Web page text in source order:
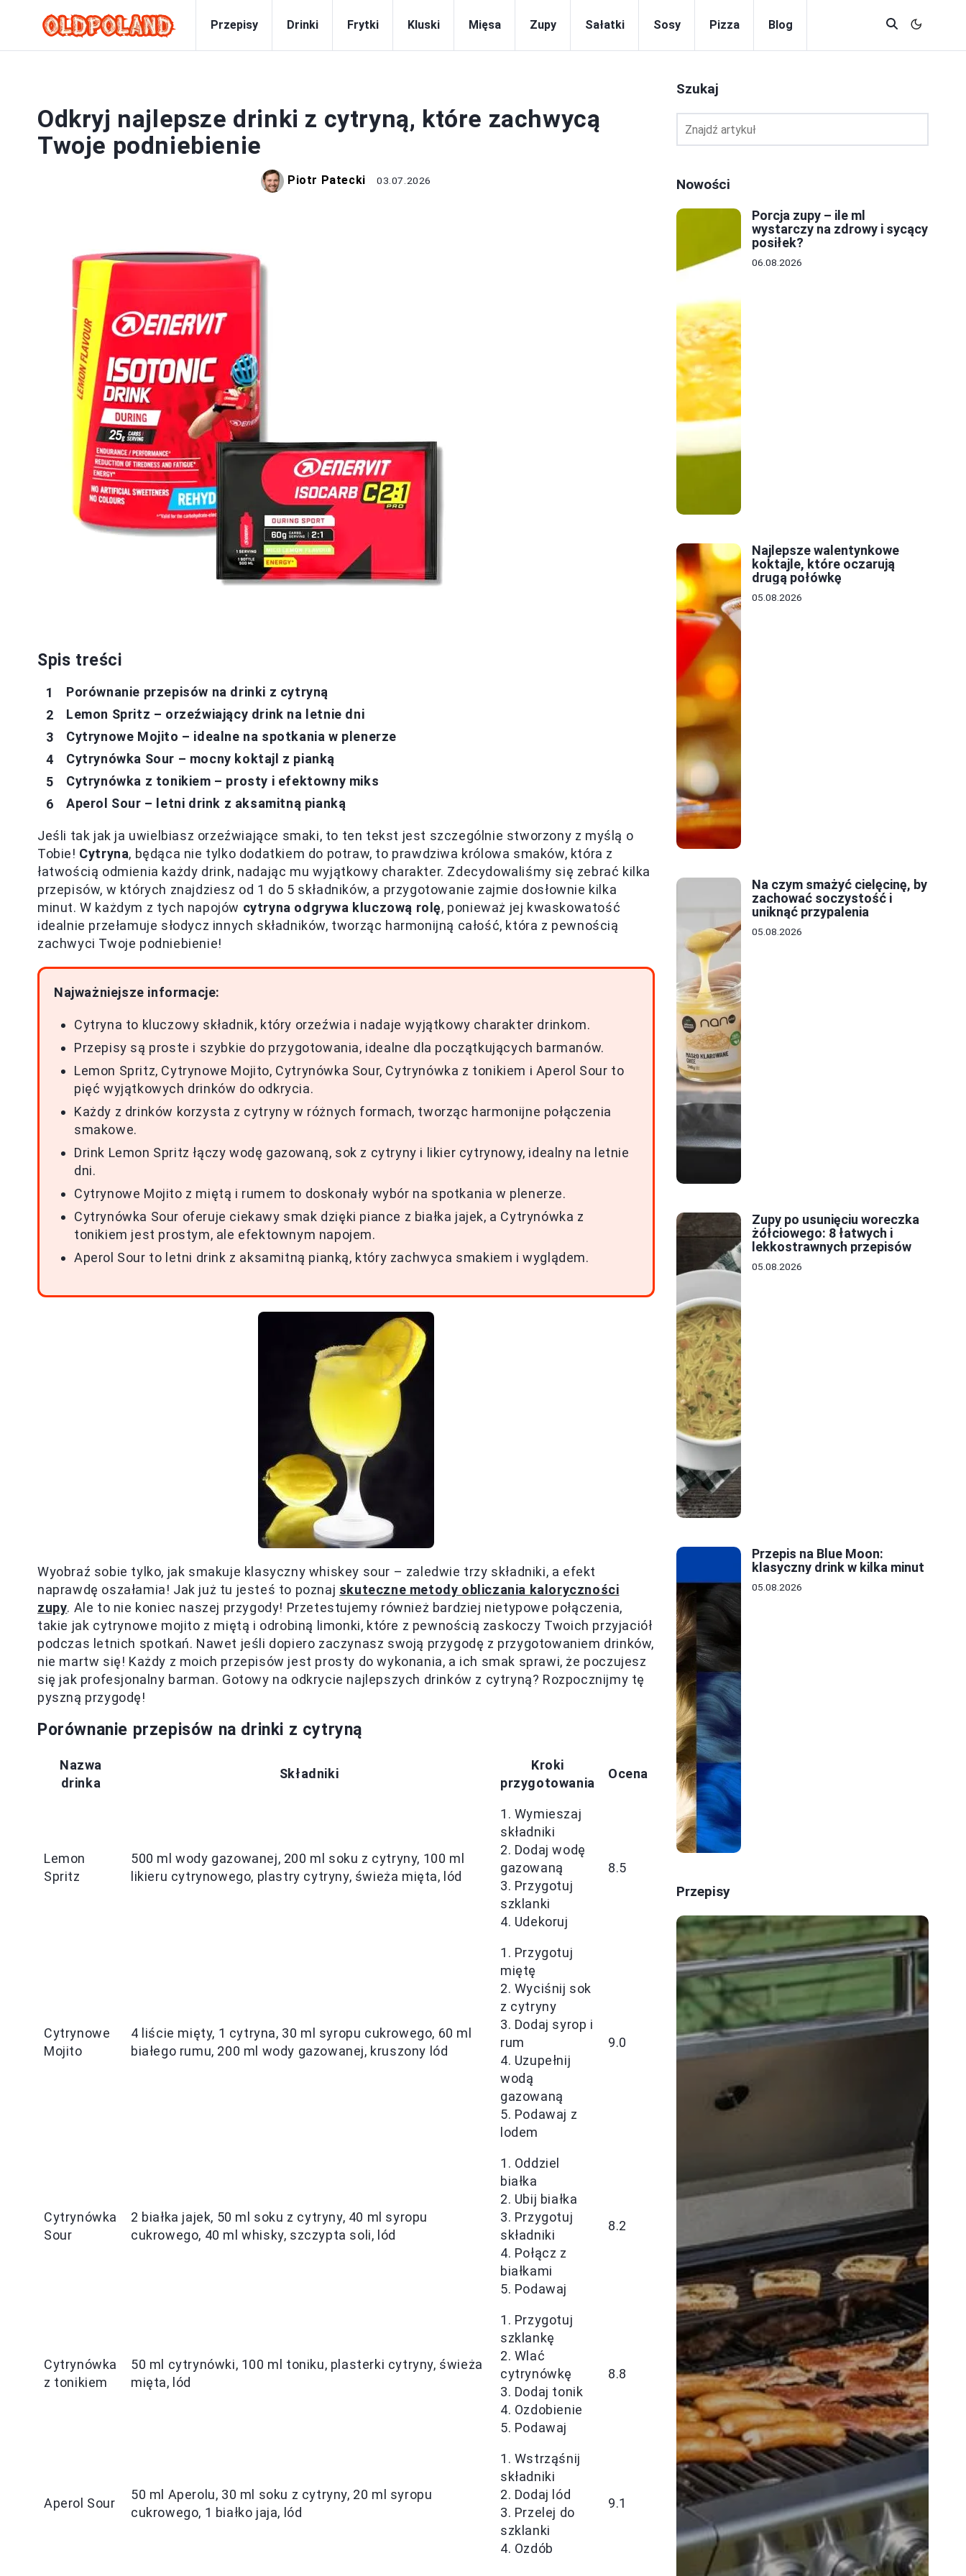
Przepisy Drinki Frytki Kluski Mięsa Zupy Sałatki Sosy Pizza Blog
Odkryj najlepsze drinki z cytryną, które zachwycą
Twoje podniebienie
Piotr Patecki 03.07.2026
Spis treści
Porównanie przepisów na drinki z cytryną
Lemon Spritz – orzeźwiający drink na letnie dni
Cytrynowe Mojito – idealne na spotkania w plenerze
Cytrynówka Sour – mocny koktajl z pianką
Cytrynówka z tonikiem – prosty i efektowny miks
Aperol Sour – letni drink z aksamitną pianką
Jeśli tak jak ja uwielbiasz orzeźwiające smaki, to ten tekst jest szczególnie stworzony z myślą o
Tobie! Cytryna, będąca nie tylko dodatkiem do potraw, to prawdziwa królowa smaków, która z
łatwością odmienia każdy drink, nadając mu wyjątkowy charakter. Zdecydowaliśmy się zebrać kilka
przepisów, w których znajdziesz od 1 do 5 składników, a przygotowanie zajmie dosłownie kilka
minut. W każdym z tych napojów cytryna odgrywa kluczową rolę, ponieważ jej kwaskowatość
idealnie przełamuje słodycz innych składników, tworząc harmonijną całość, która z pewnością
zachwyci Twoje podniebienie!
Najważniejsze informacje:
Cytryna to kluczowy składnik, który orzeźwia i nadaje wyjątkowy charakter drinkom.
Przepisy są proste i szybkie do przygotowania, idealne dla początkujących barmanów.
Lemon Spritz, Cytrynowe Mojito, Cytrynówka Sour, Cytrynówka z tonikiem i Aperol Sour to
pięć wyjątkowych drinków do odkrycia.
Każdy z drinków korzysta z cytryny w różnych formach, tworząc harmonijne połączenia
smakowe.
Drink Lemon Spritz łączy wodę gazowaną, sok z cytryny i likier cytrynowy, idealny na letnie
dni.
Cytrynowe Mojito z miętą i rumem to doskonały wybór na spotkania w plenerze.
Cytrynówka Sour oferuje ciekawy smak dzięki piance z białka jajek, a Cytrynówka z
tonikiem jest prostym, ale efektownym napojem.
Aperol Sour to letni drink z aksamitną pianką, który zachwyca smakiem i wyglądem.
Wyobraź sobie tylko, jak smakuje klasyczny whiskey sour – zaledwie trzy składniki, a efekt
naprawdę oszałamia! Jak już tu jesteś to poznaj skuteczne metody obliczania kaloryczności
zupy. Ale to nie koniec naszej przygody! Przetestujemy również bardziej nietypowe połączenia,
takie jak cytrynowe mojito z miętą i odrobiną limonki, które z pewnością zaskoczy Twoich przyjaciół
podczas letnich spotkań. Nawet jeśli dopiero zaczynasz swoją przygodę z przygotowaniem drinków,
nie martw się! Każdy z moich przepisów jest prosty do wykonania, a ich smak sprawi, że poczujesz
się jak profesjonalny barman. Gotowy na odkrycie najlepszych drinków z cytryną? Rozpocznijmy tę
pyszną przygodę!
Porównanie przepisów na drinki z cytryną
Nazwa
drinka
Składniki
Kroki
przygotowania
Ocena
Lemon
Spritz
500 ml wody gazowanej, 200 ml soku z cytryny, 100 ml
likieru cytrynowego, plastry cytryny, świeża mięta, lód
1. Wymieszaj
składniki
2. Dodaj wodę
gazowaną
3. Przygotuj
szklanki
4. Udekoruj
8.5
Cytrynowe
Mojito
4 liście mięty, 1 cytryna, 30 ml syropu cukrowego, 60 ml
białego rumu, 200 ml wody gazowanej, kruszony lód
1. Przygotuj
miętę
2. Wyciśnij sok
z cytryny
3. Dodaj syrop i
rum
4. Uzupełnij
wodą
gazowaną
5. Podawaj z
lodem
9.0
Cytrynówka
Sour
2 białka jajek, 50 ml soku z cytryny, 40 ml syropu
cukrowego, 40 ml whisky, szczypta soli, lód
1. Oddziel
białka
2. Ubij białka
3. Przygotuj
składniki
4. Połącz z
białkami
5. Podawaj
8.2
Cytrynówka
z tonikiem
50 ml cytrynówki, 100 ml toniku, plasterki cytryny, świeża
mięta, lód
1. Przygotuj
szklankę
2. Wlać
cytrynówkę
3. Dodaj tonik
4. Ozdobienie
5. Podawaj
8.8
Aperol Sour
50 ml Aperolu, 30 ml soku z cytryny, 20 ml syropu
cukrowego, 1 białko jaja, lód
1. Wstrząśnij
składniki
2. Dodaj lód
3. Przelej do
szklanki
4. Ozdób
9.1
Szukaj
Nowości
Porcja zupy – ile ml
wystarczy na zdrowy i sycący
posiłek?
06.08.2026
Najlepsze walentynkowe
koktajle, które oczarują
drugą połówkę
05.08.2026
Na czym smażyć cielęcinę, by
zachować soczystość i
uniknąć przypalenia
05.08.2026
Zupy po usunięciu woreczka
żółciowego: 8 łatwych i
lekkostrawnych przepisów
05.08.2026
Przepis na Blue Moon:
klasyczny drink w kilka minut
05.08.2026
Przepisy